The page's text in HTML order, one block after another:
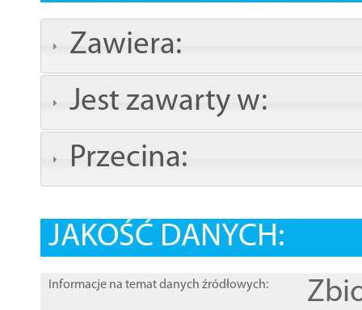
Zawiera:
Jest zawarty w:
Przecina:
JAKOŚĆ DANYCH:
Informacje na temat danych źródłowych: